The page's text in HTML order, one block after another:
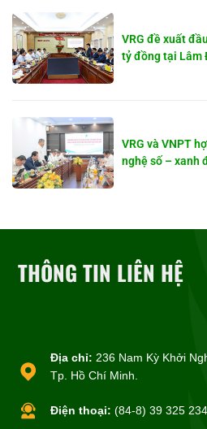
VRG đề xuất
tỷ đồng tại Lâm
VRG và VNPT
nghệ số – xanh
THÔNG TIN LIÊN HỆ
Địa chỉ: 236 Nam Kỳ Khởi
Tp. Hồ Chí Minh.
Điện thoại: (84-8) 39 325 234